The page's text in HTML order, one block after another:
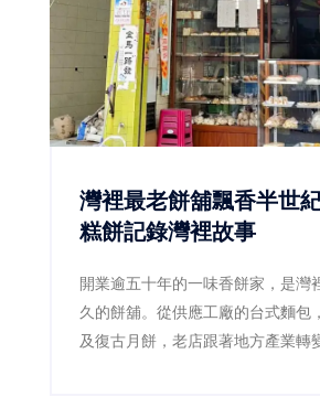
灣裡最老餅舖飄香半世紀 一味香
糕餅記錄灣裡故事
開業逾五十年的一味香餅家，是灣
久的餅舖。從供應工廠的台式麵包
及復古月餅，老店跟著地方產業轉